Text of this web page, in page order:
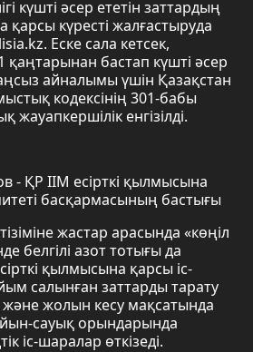
күшті әсер ететін заттардың
күресті жалғастыруда
Еске сала кетсек,
бастап күшті әсер
айналымы үшін Қазақстан
кодексінің 301-бабы
енгізілді.
- ҚР ІІМ есірткі қылмысына
басқармасының бастығы
жастар арасында «көңіл
белгілі азот тотығы да
қылмысына қарсы іс-
салынған заттарды тарату
және жолын кесу мақсатында
сауық орындарында
іс-шаралар өткізеді.